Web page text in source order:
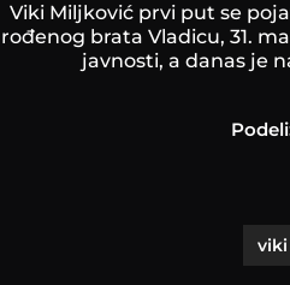
Viki Miljković prvi put se
rođenog brata Vladicu, 31.
javnosti, a danas je